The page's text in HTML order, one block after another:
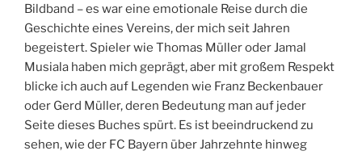
Bildband – es war eine emotionale Reise durch die
Geschichte eines Vereins, der mich seit Jahren
begeistert. Spieler wie Thomas Müller oder Jamal
Musiala haben mich geprägt, aber mit großem Respekt
blicke ich auch auf Legenden wie Franz Beckenbauer
oder Gerd Müller, deren Bedeutung man auf jeder
Seite dieses Buches spürt. Es ist beeindruckend zu
sehen, wie der FC Bayern über Jahrzehnte hinweg